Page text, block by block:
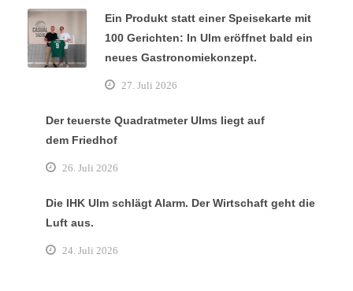
Ein Produkt statt einer Speisekarte mit
100 Gerichten: In Ulm eröffnet bald ein
neues Gastronomiekonzept.
27. Juli 2026
Der teuerste Quadratmeter Ulms liegt auf
dem Friedhof
26. Juli 2026
Die IHK Ulm schlägt Alarm. Der Wirtschaft geht die
Luft aus.
24. Juli 2026